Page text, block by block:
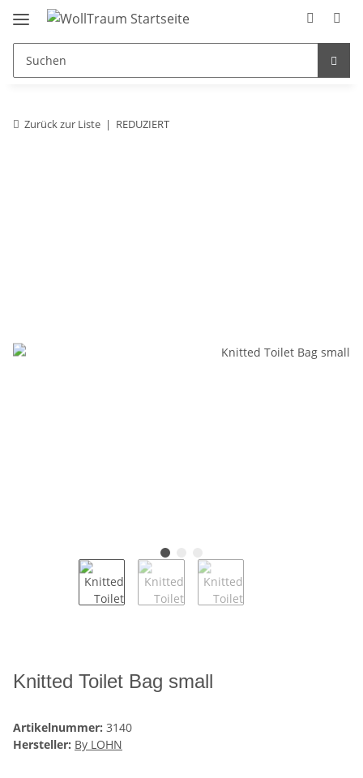
Zurück zur Liste REDUZIERT
Knitted Toilet Bag small
Artikelnummer: 3140
Hersteller: By LOHN